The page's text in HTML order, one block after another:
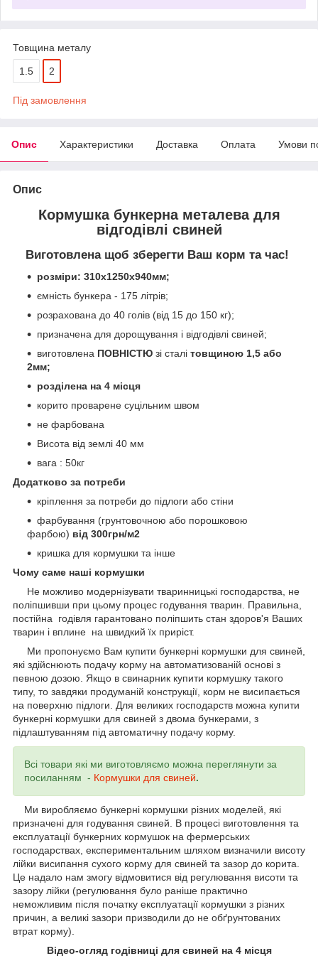
Товщина металу
1.5 2
Під замовлення
Опис Характеристики Доставка Оплата Умови
Опис
Кормушка бункерна металева для
відгодівлі свиней
Виготовлена щоб зберегти Ваш корм та час!
розміри: 310х1250х940мм;
ємність бункера - 175 літрів;
розрахована до 40 голів (від 15 до 150 кг);
призначена для дорощування і відгодівлі свиней;
виготовлена ПОВНІСТЮ зі сталі товщиною 1,5 або
2мм;
розділена на 4 місця
корито проварене суцільним швом
не фарбована
Висота від землі 40 мм
вага : 50кг
Додатково за потреби
кріплення за потреби до підлоги або стіни
фарбування (грунтовочною або порошковою
фарбою) від 300грн/м2
кришка для кормушки та інше
Чому саме наші кормушки
Не можливо модернізувати тваринницькі господарства, не
поліпшивши при цьому процес годування тварин. Правильна,
постійна годівля гарантовано поліпшить стан здоров'я Ваших
тварин і вплине на швидкий їх приріст.
Ми пропонуємо Вам купити бункерні кормушки для свиней,
які здійснюють подачу корму на автоматизованій основі з
певною дозою. Якщо в свинарник купити кормушку такого
типу, то завдяки продуманій конструкції, корм не висипається
на поверхню підлоги. Для великих господарств можна купити
бункерні кормушки для свиней з двома бункерами, з
підлаштуванням під автоматичну подачу корму.
Всі товари які ми виготовляємо можна переглянути за
посиланням - Кормушки для свиней.
Ми виробляємо бункерні кормушки різних моделей, які
призначені для годування свиней. В процесі виготовлення та
експлуатації бункерних кормушок на фермерських
господарствах, експериментальним шляхом визначили висоту
лійки висипання сухого корму для свиней та зазор до корита.
Це надало нам змогу відмовитися від регулювання висоти та
зазору лійки (регулювання було раніше практично
неможливим після початку експлуатації кормушки з різних
причин, а великі зазори призводили до не обґрунтованих
втрат корму).
Відео-огляд годівниці для свиней на 4 місця